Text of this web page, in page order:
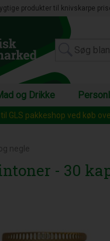
produkter til knivskarpe
og Drikke
GLS pakkeshop ved køb
negle
- 30